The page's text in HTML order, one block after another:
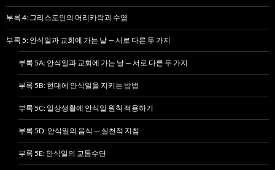
부록 4: 그리스도인의 머리카락과 수염
부록 5: 안식일과 교회에 가는 날 — 서로 다른 두 가지
부록 5A: 안식일과 교회에 가는 날 — 서로 다른 두 가지
부록 5B: 현대에 안식일을 지키는 방법
부록 5C: 일상생활에 안식일 원칙 적용하기
부록 5D: 안식일의 음식 — 실천적 지침
부록 5E: 안식일의 교통수단